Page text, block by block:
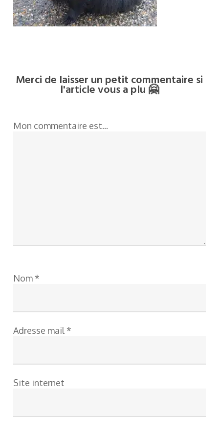
Merci de laisser un petit commentaire si
l'article vous a plu 🤗
Mon commentaire est...
Nom *
Adresse mail *
Site internet